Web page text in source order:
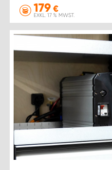
179 €
EXKL. 17 % MWST.